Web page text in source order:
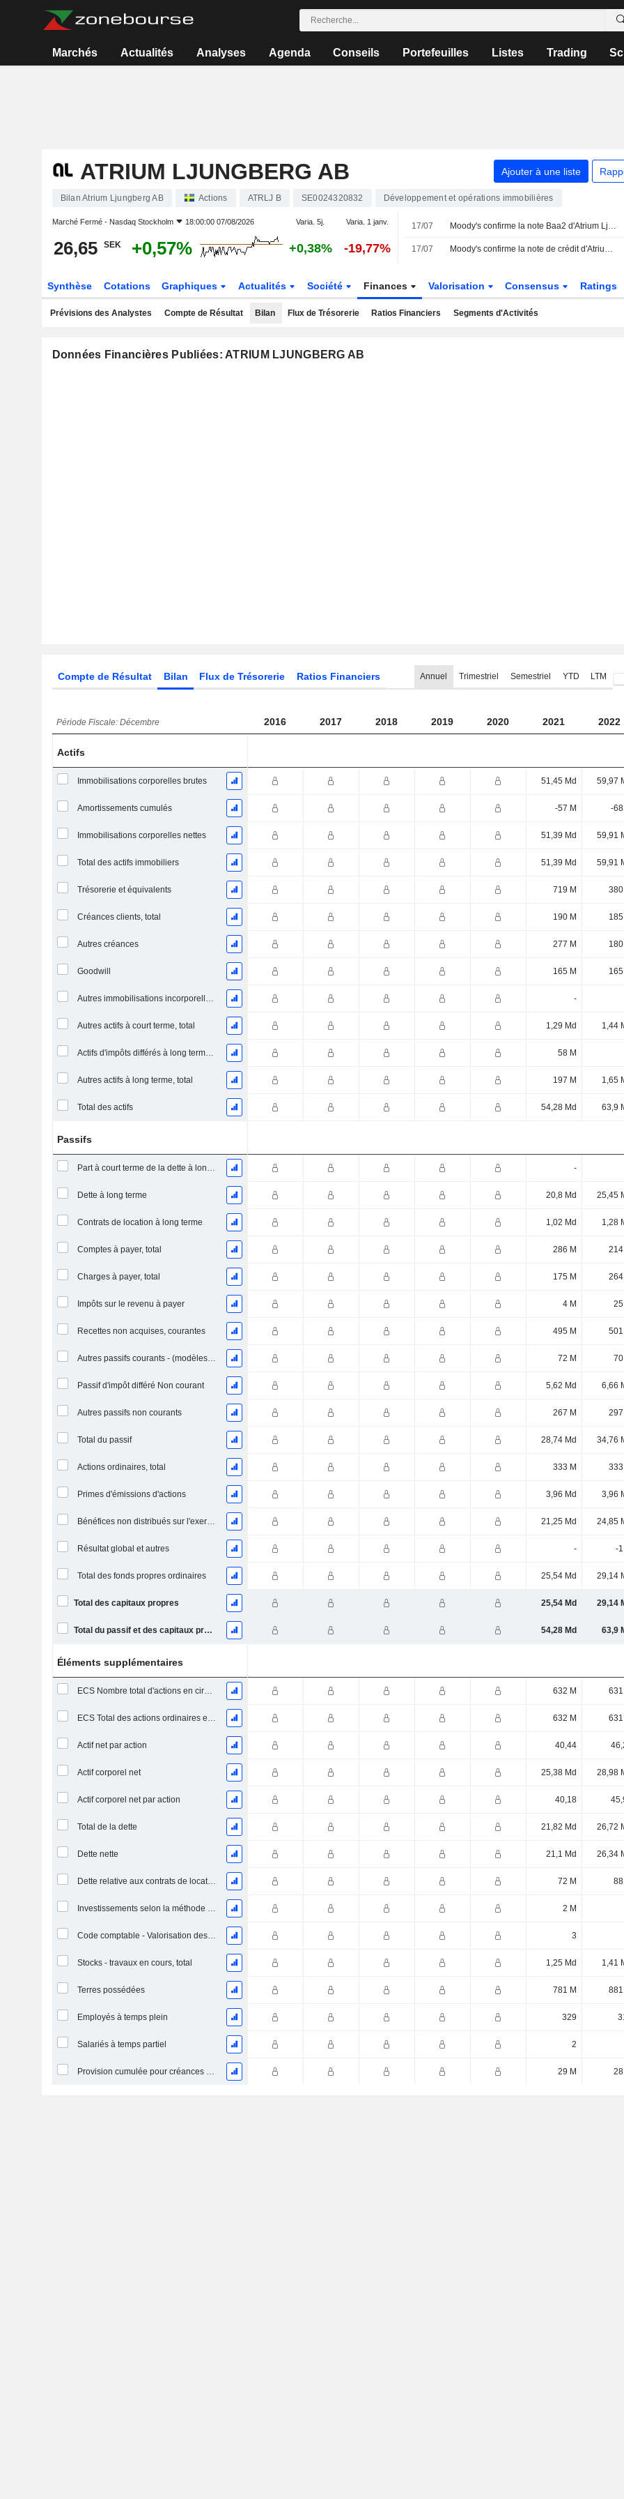
Marchés Actualités Analyses Agenda Conseils Portefeuilles Listes Trading
ATRIUM LJUNGBERG AB Ajouter à une liste
Bilan Atrium Ljungberg AB Actions ATRLJ B SE0024320832 Développement et opérations immobilières
Marché Fermé - Nasdaq Stockholm 18:00:00 07/08/2026 Varia. 5j. Varia. 1 janv.
26,65 SEK +0,57% +0,38% -19,77%
17/07 Moody's confirme la note Baa2 d'Atrium Ljungberg avec une perspective stable
17/07 Moody's confirme la note de crédit d'Atrium Ljungberg
Synthèse Cotations Graphiques Actualités Société Finances Valorisation Consensus Ratings
Prévisions des Analystes Compte de Résultat Bilan Flux de Trésorerie Ratios Financiers Segments d'Activités
Données Financières Publiées: ATRIUM LJUNGBERG AB
Compte de Résultat Bilan Flux de Trésorerie Ratios Financiers Annuel Trimestriel Semestriel YTD LTM
Période Fiscale: Décembre 2016 2017 2018 2019 2020 2021 2022
Actifs
Immobilisations corporelles brutes 51,45 Md 59,97
Amortissements cumulés -57 M -68
Immobilisations corporelles nettes 51,39 Md 59,91
Total des actifs immobiliers 51,39 Md 59,91
Trésorerie et équivalents 719 M 380
Créances clients, total 190 M 185
Autres créances 277 M 180
Goodwill 165 M 165
Autres immobilisations incorporelles, total -
Autres actifs à court terme, total 1,29 Md 1,44
Actifs d'impôts différés à long terme (encaissés) 58 M
Autres actifs à long terme, total 197 M 1,65
Total des actifs 54,28 Md 63,9
Passifs
Part à court terme de la dette à long terme -
Dette à long terme 20,8 Md 25,45
Contrats de location à long terme 1,02 Md 1,28
Comptes à payer, total 286 M 214
Charges à payer, total 175 M 264
Impôts sur le revenu à payer 4 M 25
Recettes non acquises, courantes 495 M 501
Autres passifs courants - (modèles Brok / FS / Ins. / REIT) 72 M 70
Passif d'impôt différé Non courant 5,62 Md 6,66
Autres passifs non courants 267 M 297
Total du passif 28,74 Md 34,76
Actions ordinaires, total 333 M 333
Primes d'émissions d'actions 3,96 Md 3,96
Bénéfices non distribués sur l'exercice 21,25 Md 24,85
Résultat global et autres - -1
Total des fonds propres ordinaires 25,54 Md 29,14
Total des capitaux propres 25,54 Md 29,14
Total du passif et des capitaux propres 54,28 Md 63,9
Éléments supplémentaires
ECS Nombre total d'actions en circulation à la date de dépôt 632 M 631
ECS Total des actions ordinaires en circulation 632 M 631
Actif net par action 40,44
Actif corporel net 25,38 Md 28,98
Actif corporel net par action 40,18
Total de la dette 21,82 Md 26,72
Dette nette 21,1 Md 26,34
Dette relative aux contrats de location 72 M 88
Investissements selon la méthode de la mise en équivalence, total 2 M
Code comptable - Valorisation des stocks 3
Stocks - travaux en cours, total 1,25 Md 1,41
Terres possédées 781 M 881
Employés à temps plein 329
Salariés à temps partiel 2
Provision cumulée pour créances douteuses (Supple) 29 M 28